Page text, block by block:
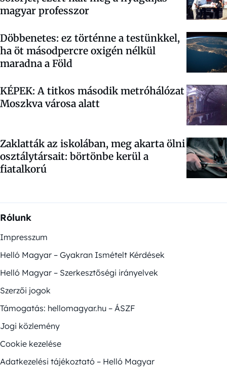
magyar professzor
Döbbenetes: ez történne a testünkkel,
ha öt másodpercre oxigén nélkül
maradna a Föld
KÉPEK: A titkos második metróhálózat
Moszkva városa alatt
Zaklatták az iskolában, meg akarta ölni
osztálytársait: börtönbe kerül a
fiatalkorú
Rólunk
Impresszum
Helló Magyar – Gyakran Ismételt Kérdések
Helló Magyar – Szerkesztőségi irányelvek
Szerzői jogok
Támogatás: hellomagyar.hu – ÁSZF
Jogi közlemény
Cookie kezelése
Adatkezelési tájékoztató – Helló Magyar